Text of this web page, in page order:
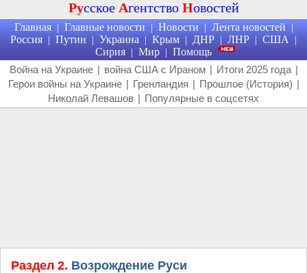
Русское Агентство Новостей
Главная | Главные новости | Новости | Лента новостей |
Россия | Путин | Украина | Крым | ДНР | ЛНР | США |
Сирия | Мир | Помощь
Война на Украине | война США с Ираном | Итоги 2025 года |
Герои войны на Украине | Гренландия | Прошлое (История) |
Николай Левашов | Популярные в соцсетях
Раздел 2. Возрождение Руси